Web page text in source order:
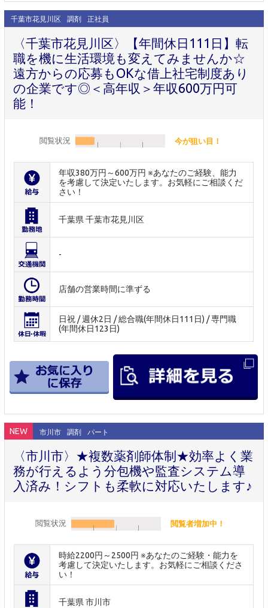
千葉市花見川区 調剤 正社員
〈千葉市花見川区〉【年間休日111日】転
職を機に生活環境も変えてみませんか☆
遠方からの応募もOKな借上社宅制度あり
の企業です◎＜高年収＞年収600万円可
能！
閲覧状況 今が狙い目！
年収380万円～600万円 ※あなたのご経験、能力
を考慮して決定いたします。お気軽にご相談くだ
さい！
千葉県 千葉市花見川区
-
店舗の営業時間に準ずる
日祝 / 週休2日 / 総合職(年間休日111日) / 専門職
(年間休日123日)
NEW 市川市 調剤 パート
〈市川市〉★複数薬剤師体制★効率よく業
務が行えるよう分包機や監査システム導
入済み！シフトも柔軟に対応いたします♪
閲覧状況 閲覧者増加中！
時給2200円～2500円 ※あなたのご経験・能力を
考慮して決定いたします。お気軽にご相談くださ
い！
千葉県 市川市